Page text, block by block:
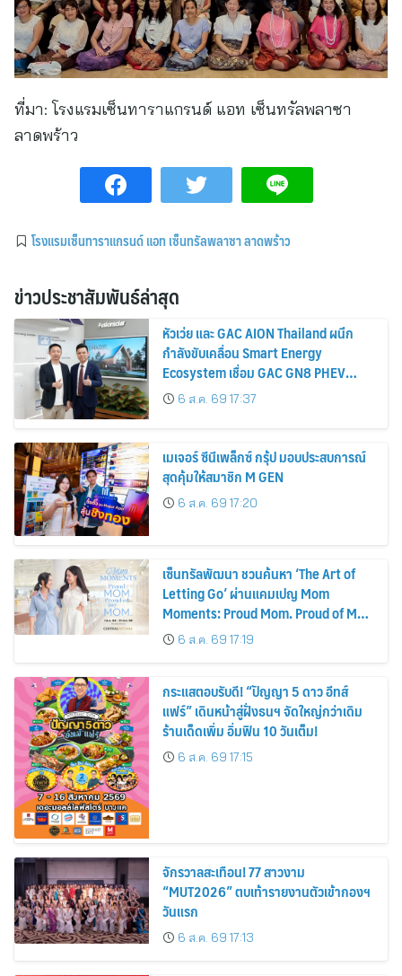
ที่มา: โรงแรมเซ็นทาราแกรนด์ แอท เซ็นทรัลพลาซา
ลาดพร้าว
โรงแรมเซ็นทาราแกรนด์ แอท เซ็นทรัลพลาซา ลาดพร้าว
ข่าวประชาสัมพันธ์ล่าสุด
หัวเว่ย และ GAC AION Thailand ผนึก
กำลังขับเคลื่อน Smart Energy
Ecosystem เชื่อม GAC GN8 PHEV
รถยนต์ MPV ระดับพรีเมียม เข้ากับ
พลังงานแสงอาทิตย์ภายในบ้าน
6 ส.ค. 69 17:37
เมเจอร์ ซีนีเพล็กซ์ กรุ้ป มอบประสบการณ์
สุดคุ้มให้สมาชิก M GEN
6 ส.ค. 69 17:20
เซ็นทรัลพัฒนา ชวนค้นหา ‘The Art of
Letting Go’ ผ่านแคมเปญ Mom
Moments: Proud Mom. Proud of My
Mom.6 ส.ค. 69 17:19
กระแสตอบรับดี! “ปัญญา 5 ดาว อีทส์
แฟร์” เดินหน้าสู่ฝั่งธนฯ จัดใหญ่กว่าเดิม
ร้านเด็ดเพิ่ม อิ่มฟิน 10 วันเต็ม!
6 ส.ค. 69 17:15
จักรวาลสะเทือน! 77 สาวงาม
“MUT2026” ตบเท้ารายงานตัวเข้ากองฯ
วันแรก
6 ส.ค. 69 17:13